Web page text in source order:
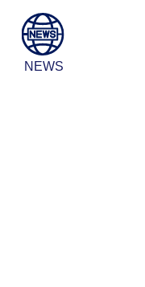
NEWS